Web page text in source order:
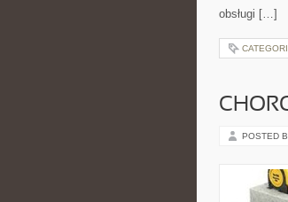
obsługi […]
POSTED